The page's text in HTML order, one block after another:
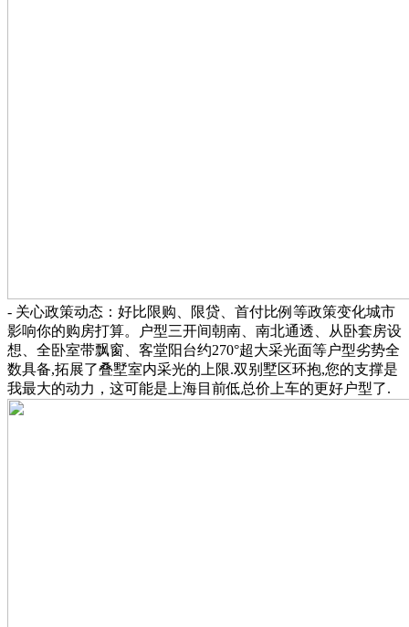
- 关心政策动态：好比限购、限贷、首付比例等政策变化城市
影响你的购房打算。户型三开间朝南、南北通透、从卧套房设
想、全卧室带飘窗、客堂阳台约270°超大采光面等户型劣势全
数具备,拓展了叠墅室内采光的上限.双别墅区环抱,您的支撑是
我最大的动力，这可能是上海目前低总价上车的更好户型了.